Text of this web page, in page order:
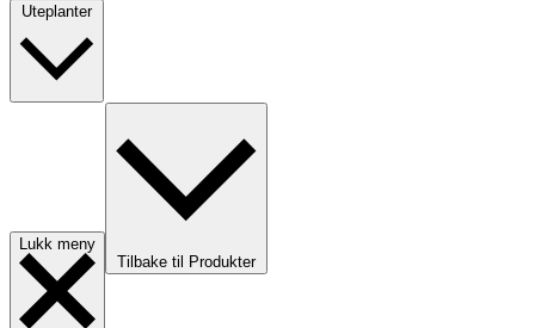
Uteplanter
Lukk meny
Tilbake til Produkter